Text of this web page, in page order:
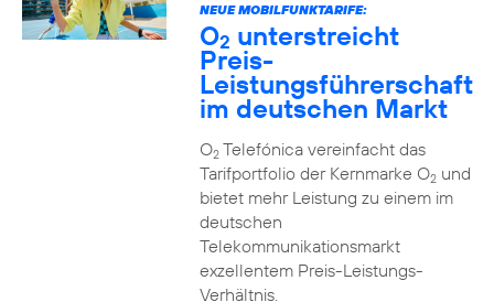
NEUE MOBILFUNKTARIFE:
O2 unterstreicht
Preis-
Leistungsführerschaft
im deutschen Markt
O2Telefónica vereinfacht das
Tarifportfolio der Kernmarke O2und
bietet mehr Leistung zu einem im
deutschen
Telekommunikationsmarkt
exzellentem Preis-Leistungs-
Verhältnis.